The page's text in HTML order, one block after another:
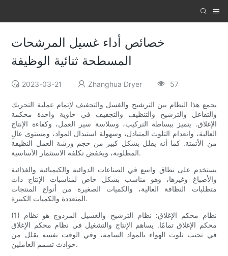
خصائص أداء غسيل المرشحات
المسطحة ثنائية الوظيفة
2023-03-21 Zhanghua Dryer 57
يجمع هذا النظام بين الترشيح والغسل والتجفيف لإتمام عملية التحريك
والتفاعل والترشيح والتنظيف والتجفيف في حاوية واحدة محكمة
الإغلاق. يتميز ببساطة التركيب، وسلاسة سير العمل، وكفاءة الإنتاج
العالية، وانعدام التلوث المتبادل، وسهولة استبدال المواد، ومستوى عالٍ
من الأتمتة. كما أنه يقلل بشكل كبير من حجم ورشة العمل النظيفة
المطلوبة، ويخفض تكلفة الاستثمار الأساسية.
يستخدم على نطاق واسع في الصناعات الدوائية والكيميائية والغذائية
والأصباغ وغيرها، وهو مناسب بشكل خاص لمناسبات الإنتاج ذات
متطلبات النظافة العالية، والكميات الصغيرة من أنواع المنتجات
المتعددة والكميات الكبيرة.
(1) نظام محكم الإغلاق: نظام الترشيح والغسيل المزدوج هو نظام
محكم الإغلاق تمامًا. يساهم الإنتاج والتشغيل في نظام محكم الإغلاق
في تجنب تلوث الهواء بالمواد السامة، وفي الوقت نفسه يقلل من
حوادث تسمم العاملين.